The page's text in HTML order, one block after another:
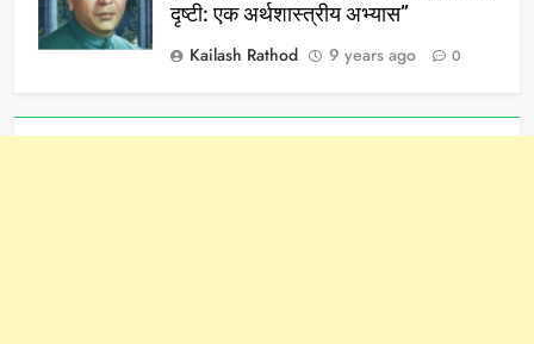
दृष्टी: एक अर्थशास्त्रीय अभ्यास”
Kailash Rathod
9 years ago 0